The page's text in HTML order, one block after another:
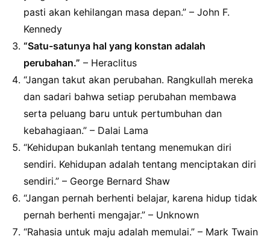
pasti akan kehilangan masa depan.” – John F.
Kennedy
“Satu-satunya hal yang konstan adalah
perubahan.” – Heraclitus
“Jangan takut akan perubahan. Rangkullah mereka
dan sadari bahwa setiap perubahan membawa
serta peluang baru untuk pertumbuhan dan
kebahagiaan.” – Dalai Lama
“Kehidupan bukanlah tentang menemukan diri
sendiri. Kehidupan adalah tentang menciptakan diri
sendiri.” – George Bernard Shaw
“Jangan pernah berhenti belajar, karena hidup tidak
pernah berhenti mengajar.” – Unknown
“Rahasia untuk maju adalah memulai.” – Mark Twain